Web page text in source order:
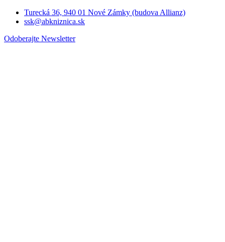
Turecká 36, 940 01 Nové Zámky (budova Allianz)
ssk@abkniznica.sk
Odoberajte Newsletter